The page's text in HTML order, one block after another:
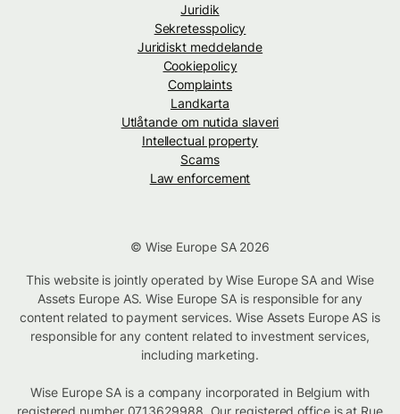
Juridik
Sekretesspolicy
Juridiskt meddelande
Cookiepolicy
Complaints
Landkarta
Utlåtande om nutida slaveri
Intellectual property
Scams
Law enforcement
© Wise Europe SA 2026
This website is jointly operated by Wise Europe SA and Wise
Assets Europe AS. Wise Europe SA is responsible for any
content related to payment services. Wise Assets Europe AS is
responsible for any content related to investment services,
including marketing.
Wise Europe SA is a company incorporated in Belgium with
registered number 0713629988. Our registered office is at Rue